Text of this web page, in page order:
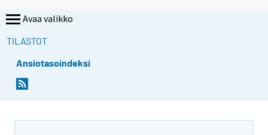
Avaa valikko
TILASTOT
Ansiotasoindeksi